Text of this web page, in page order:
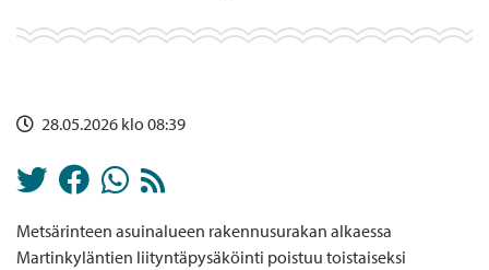
28.05.2026 klo 08:39
Metsärinteen asuinalueen rakennusurakan alkaessa
Martinkyläntien liityntäpysäköinti poistuu toistaiseksi